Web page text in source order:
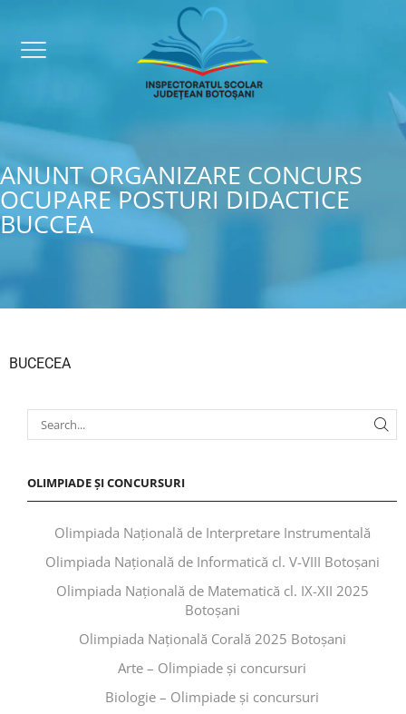
ANUNT ORGANIZARE CONCURS
OCUPARE POSTURI DIDACTICE
BUCCEA
BUCECEA
OLIMPIADE ȘI CONCURSURI
Olimpiada Națională de Interpretare Instrumentală
Olimpiada Națională de Informatică cl. V-VIII Botoșani
Olimpiada Națională de Matematică cl. IX-XII 2025
Botoșani
Olimpiada Națională Corală 2025 Botoșani
Arte – Olimpiade și concursuri
Biologie – Olimpiade și concursuri